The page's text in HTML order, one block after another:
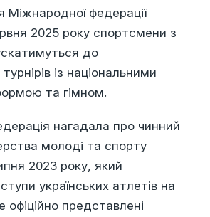
Міжнародної федерації
2025 року спортсмени з
до
із національними
та гімном.
нагадала про чинний
молоді та спорту
2023 року, який
українських атлетів на
офіційно представлені